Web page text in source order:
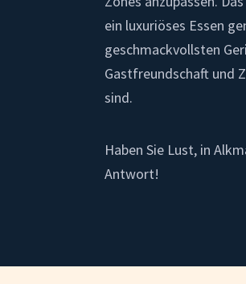
ein luxuriöses Essen
geschmackvollsten
Gastfreundschaft und
sind.
Haben Sie Lust, in
Antwort!